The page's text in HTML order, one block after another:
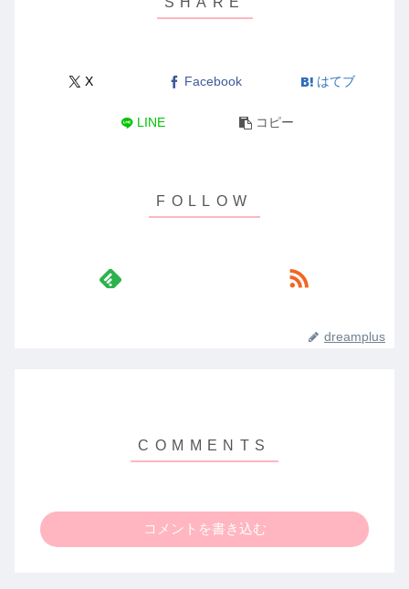
X Facebook はてブ
LINE コピー
dreamplus
コメントを書き込む